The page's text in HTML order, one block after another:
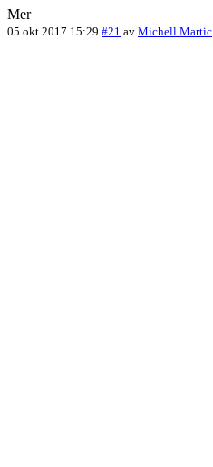
Mer
05 okt 2017 15:29 #21 av Michell Martic